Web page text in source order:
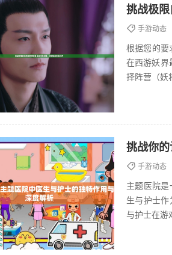
挑战极
手游动态
根据您的要
在西游妖界最
挑战你
手游动态
主题医院
生与护士
与护士在游